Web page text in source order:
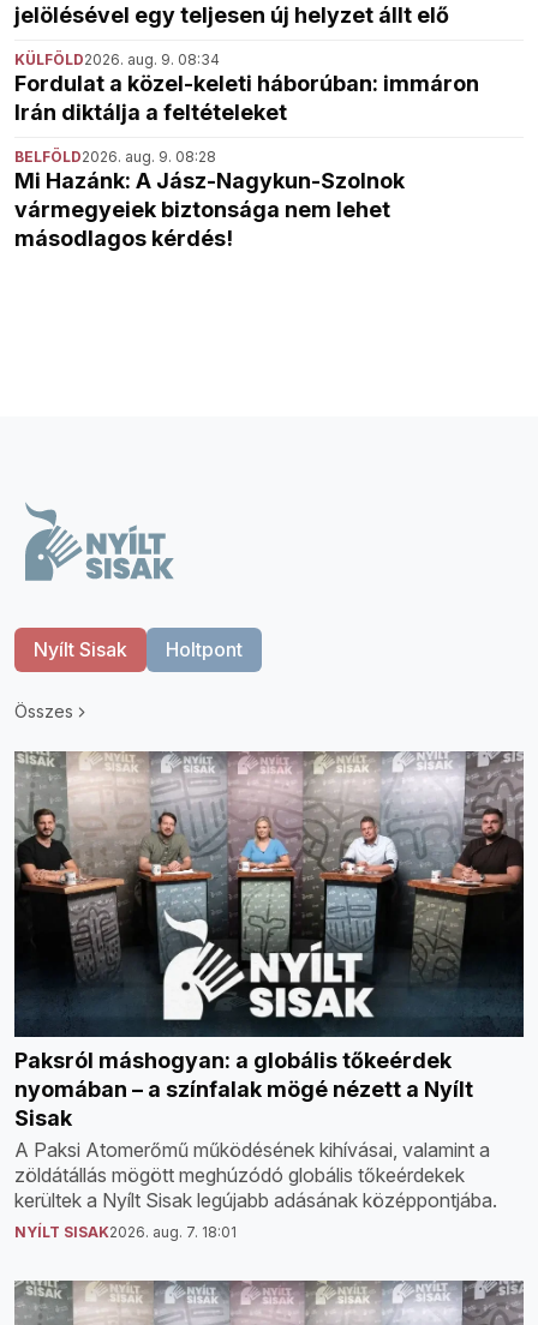
jelölésével egy teljesen új helyzet állt elő
KÜLFÖLD2026. aug. 9. 08:34
Fordulat a közel-keleti háborúban: immáron
Irán diktálja a feltételeket
BELFÖLD2026. aug. 9. 08:28
Mi Hazánk: A Jász-Nagykun-Szolnok
vármegyeiek biztonsága nem lehet
másodlagos kérdés!
Nyílt Sisak Holtpont
Összes
Paksról máshogyan: a globális tőkeérdek
nyomában – a színfalak mögé nézett a Nyílt
Sisak
A Paksi Atomerőmű működésének kihívásai, valamint a
zöldátállás mögött meghúzódó globális tőkeérdekek
kerültek a Nyílt Sisak legújabb adásának középpontjába.
NYÍLT SISAK2026. aug. 7. 18:01